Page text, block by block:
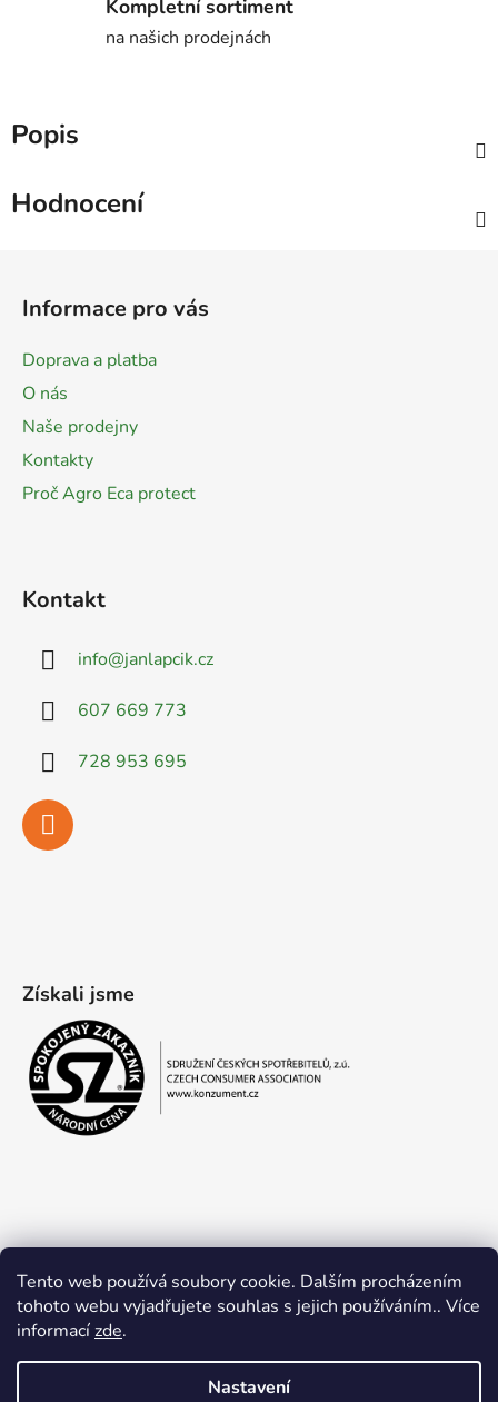
Tento web používá soubory cookie. Dalším procházením
tohoto webu vyjadřujete souhlas s jejich používáním.. Více
informacízde.
Nastavení
Kompletní sortiment
na našich prodejnách
Popis
Hodnocení
Informace pro vás
Doprava a platba
O nás
Naše prodejny
Kontakty
Proč Agro Eca protect
Kontakt
info@janlapcik.cz
607 669 773
728 953 695
Získali jsme
Obchodní podmínky Ochrana osobních údajů